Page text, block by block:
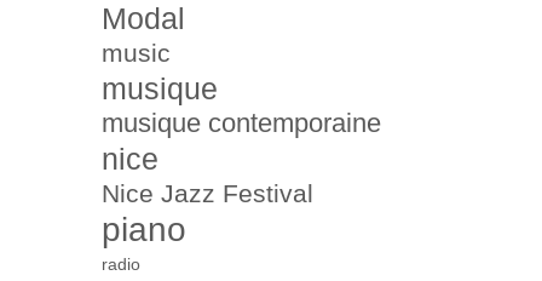
Modal
music
musique
musique contemporaine
nice
Nice Jazz Festival
piano
radio